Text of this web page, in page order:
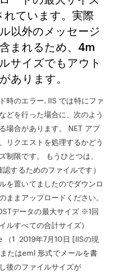
ています。実際
以外のメッセージ
まれるため、4m
サイズでもアウト
あります。
時のエラー. IIS では特にファ
どを行った場合に、次のよう
場合があります。 NET アプ
リクエストを処理するかどう
制限です。 もうひとつは、
するためのファイルです）
を置いてましたのでダウンロ
ままアップロードください。
データの最大サイズ ※1回
ルすべての合計サイズ）
（1 2019年7月10日 [IISの現
たはeml 形式でメールを書
後のファイルサイズが